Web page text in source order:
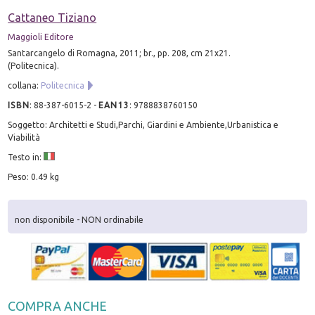
Cattaneo Tiziano
Maggioli Editore
Santarcangelo di Romagna, 2011; br., pp. 208, cm 21x21.
(Politecnica).
collana: Politecnica
ISBN:88-387-6015-2 - EAN13 :9788838760150
Soggetto: Architetti e Studi,Parchi, Giardini e Ambiente,Urbanistica e
Viabilità
Testo in:
Peso: 0.49 kg
non disponibile - NON ordinabile
COMPRA ANCHE